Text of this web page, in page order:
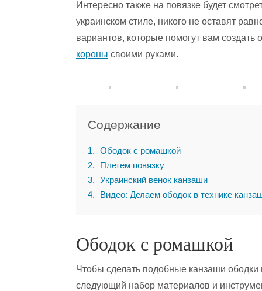
Интересно также на повязке будет
украинском стиле, никого не оставят
вариантов, которые помогут вам создать
короны своими руками.
Содержание
1
Ободок с ромашкой
2
Плетем повязку
3
Украинский венок канзаши
4
Видео: Делаем ободок в технике
Ободок с ромашкой
Чтобы сделать подобные канзаши ободки
следующий набор материалов и